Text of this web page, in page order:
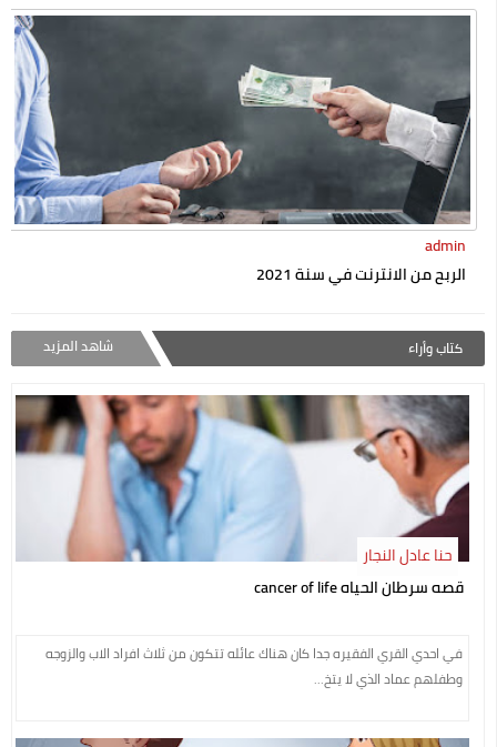
admin
الربح من الانترنت في سنة 2021
كتاب وأراء شاهد المزيد
قصه سرطان الحياه cancer of life
حنا عادل النجار
في احدي القري الفقيره جدا كان هناك عائله تتكون من ثلاث افراد الاب والزوجه
وطفلهم عماد الذي لا يتخ...